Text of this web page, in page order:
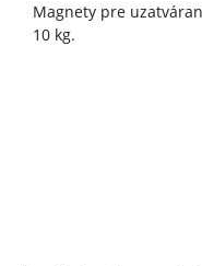
Magnety pre
10 kg.